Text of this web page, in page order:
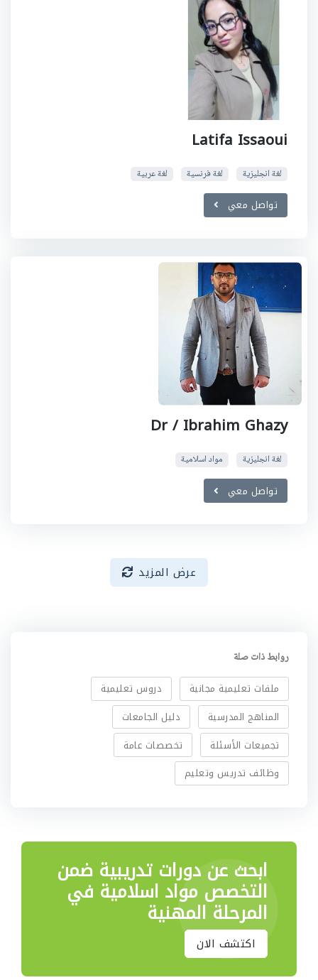
Latifa Issaoui
لغة انجليزية لغة فرنسية لغة عربية
تواصل معي
Dr / Ibrahim Ghazy
لغة انجليزية مواد اسلامية
تواصل معي
عرض المزيد
روابط ذات صلة
ملفات تعليمية مجانية
دروس تعليمية
المناهج المدرسية
دليل الجامعات
تجميعات الأسئلة
تخصصات عامة
وظائف تدريس وتعليم
ابحث عن دورات تدريبية ضمن
التخصص مواد اسلامية في
المرحلة المهنية
اكتشف الان